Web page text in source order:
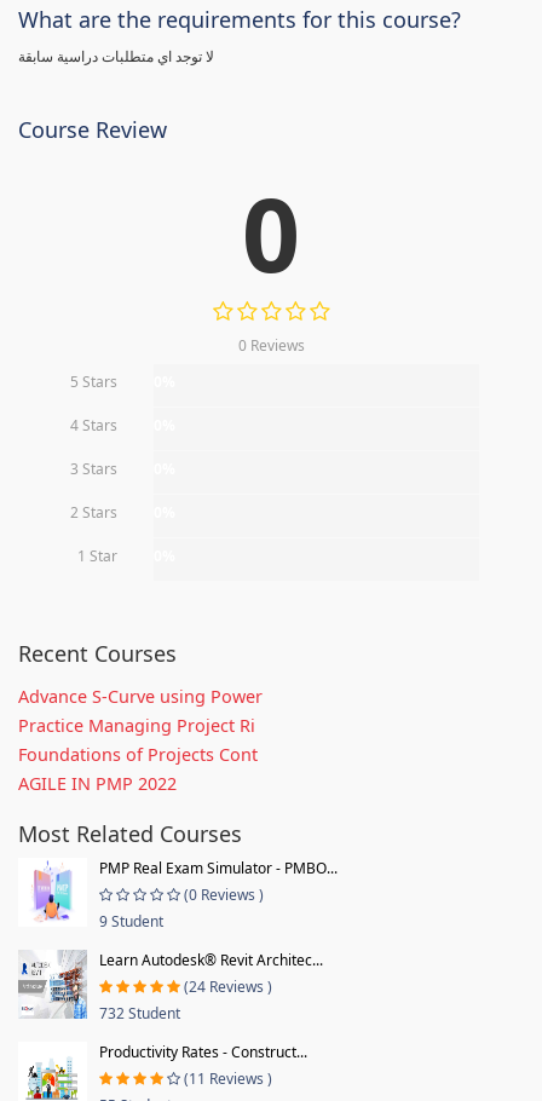
What are the requirements for this course?
لا توجد اي متطلبات دراسية سابقة
Course Review
0
0 Reviews
5 Stars
4 Stars
3 Stars
2 Stars
1 Star
Recent Courses
Advance S-Curve using Power
Practice Managing Project Ri
Foundations of Projects Cont
AGILE IN PMP 2022
Most Related Courses
PMP Real Exam Simulator - PMBO...
(0 Reviews )
9 Student
Learn Autodesk® Revit Architec...
(24 Reviews )
732 Student
Productivity Rates - Construct...
(11 Reviews )